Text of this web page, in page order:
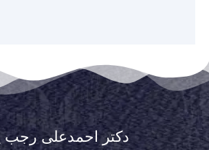
دکتر احمدعلی رجب